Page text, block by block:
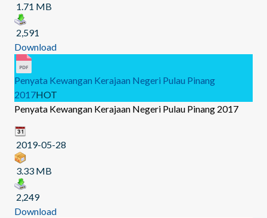
1.71 MB
2,591
Download
Penyata Kewangan Kerajaan Negeri Pulau Pinang
2017HOT
Penyata Kewangan Kerajaan Negeri Pulau Pinang 2017
2019-05-28
3.33 MB
2,249
Download